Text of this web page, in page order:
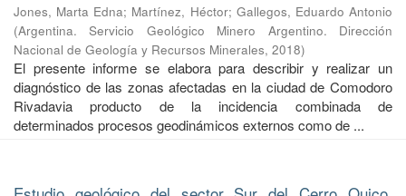
Jones, Marta Edna; Martínez, Héctor; Gallegos, Eduardo Antonio
(Argentina. Servicio Geológico Minero Argentino. Dirección
Nacional de Geología y Recursos Minerales, 2018)
El presente informe se elabora para describir y realizar un
diagnóstico de las zonas afectadas en la ciudad de Comodoro
Rivadavia producto de la incidencia combinada de
determinados procesos geodinámicos externos como de ...